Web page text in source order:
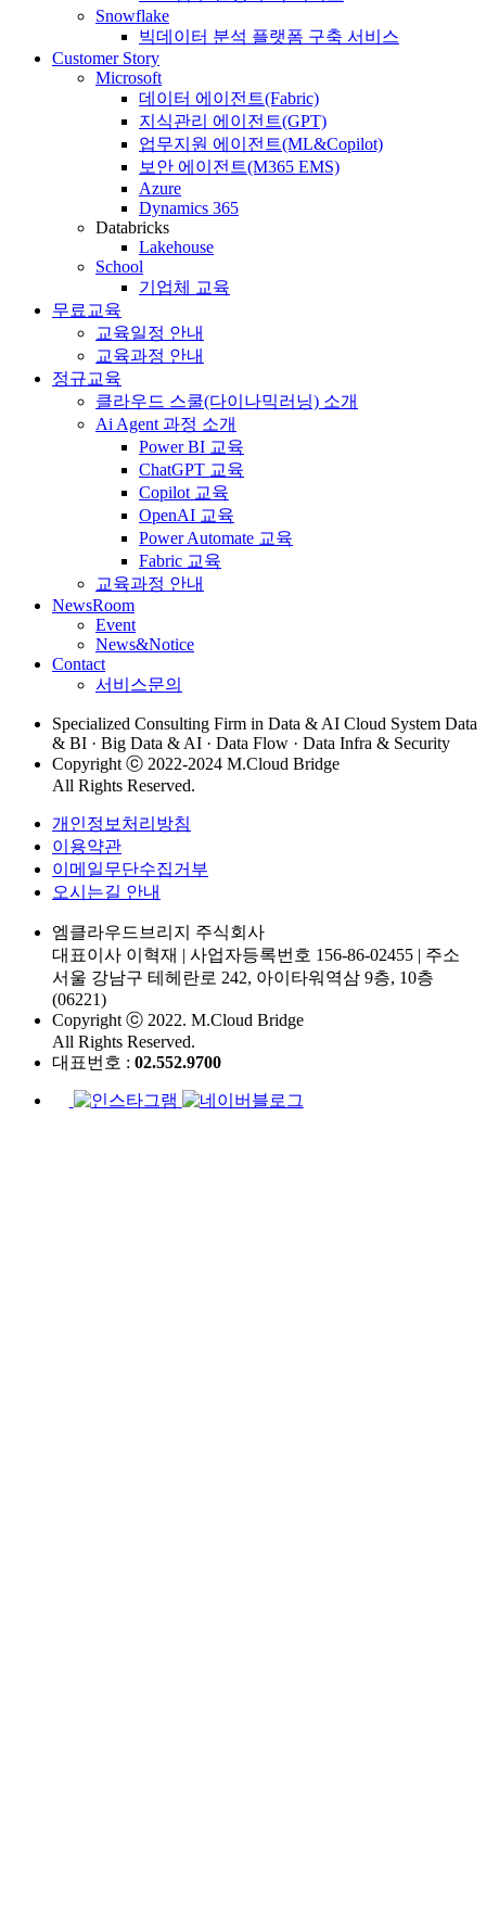
Snowflake
빅데이터 분석 플랫폼 구축 서비스
Customer Story
Microsoft
데이터 에이전트(Fabric)
지식관리 에이전트(GPT)
업무지원 에이전트(ML&Copilot)
보안 에이전트(M365 EMS)
Azure
Dynamics 365
Databricks
Lakehouse
School
기업체 교육
무료교육
교육일정 안내
교육과정 안내
정규교육
클라우드 스쿨(다이나믹러닝) 소개
Ai Agent 과정 소개
Power BI 교육
ChatGPT 교육
Copilot 교육
OpenAI 교육
Power Automate 교육
Fabric 교육
교육과정 안내
NewsRoom
Event
News&Notice
Contact
서비스문의
Specialized Consulting Firm in Data & AI Cloud System Data
& BI · Big Data & AI · Data Flow · Data Infra & Security
Copyright ⓒ 2022-2024 M.Cloud Bridge
All Rights Reserved.
개인정보처리방침
이용약관
이메일무단수집거부
오시는길 안내
엠클라우드브리지 주식회사
대표이사 이혁재 | 사업자등록번호 156-86-02455 | 주소
서울 강남구 테헤란로 242, 아이타워역삼 9층, 10층
(06221)
Copyright ⓒ 2022. M.Cloud Bridge
All Rights Reserved.
대표번호 : 02.552.9700